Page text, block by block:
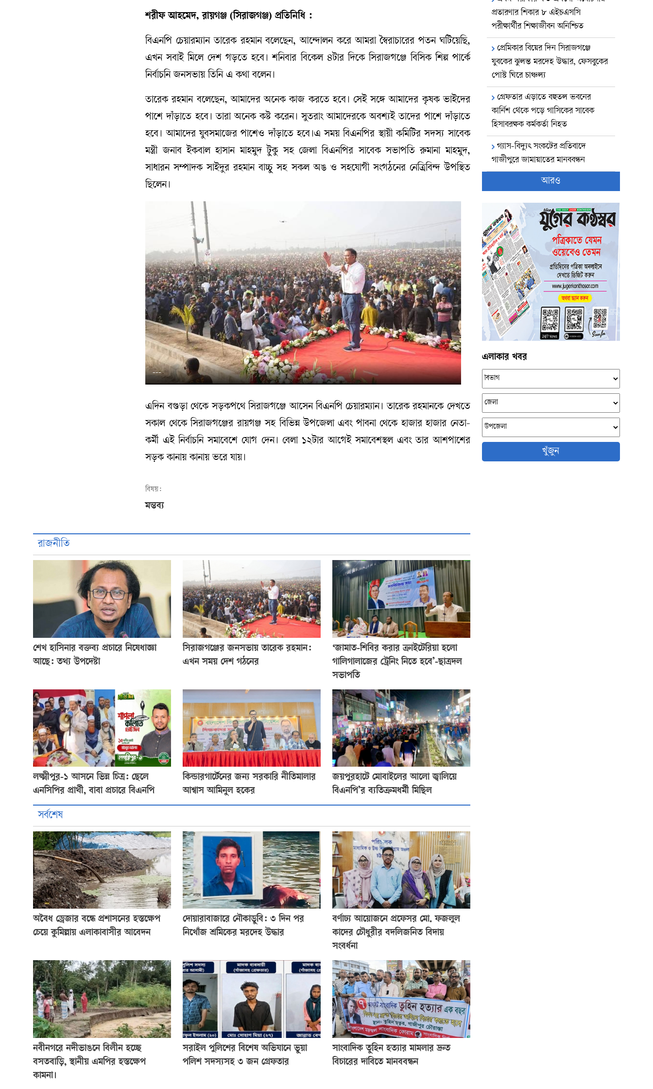
শরীফ আহমেদ, রায়গঞ্জ (সিরাজগঞ্জ) প্রতিনিধি :
বিএনপি চেয়ারম্যান তারেক রহমান বলেছেন, আন্দোলন করে আমরা স্বৈরাচারের পতন ঘটিয়েছি,
এখন সবাই মিলে দেশ গড়তে হবে। শনিবার বিকেল ৪টার দিকে সিরাজগঞ্জে বিসিক শিল্প পার্কে
নির্বাচনি জনসভায় তিনি এ কথা বলেন।
তারেক রহমান বলেছেন, আমাদের অনেক কাজ করতে হবে। সেই সঙ্গে আমাদের কৃষক ভাইদের
পাশে দাঁড়াতে হবে। তারা অনেক কষ্ট করেন। সুতরাং আমাদেরকে অবশ্যই তাদের পাশে দাঁড়াতে
হবে। আমাদের যুবসমাজের পাশেও দাঁড়াতে হবে।এ সময় বিএনপির স্থায়ী কমিটির সদস্য সাবেক
মন্ত্রী জনাব ইকবাল হাসান মাহমুদ টুকু সহ জেলা বিএনপির সাবেক সভাপতি রুমানা মাহমুদ,
সাধারন সম্পাদক সাইদুর রহমান বাচ্চু সহ সকল অঙ ও সহযোগী সংগঠনের নেত্রিবিন্দ উপস্থিত
ছিলেন।
---
এদিন বগুড়া থেকে সড়কপথে সিরাজগঞ্জে আসেন বিএনপি চেয়ারম্যান। তারেক রহমানকে দেখতে
সকাল থেকে সিরাজগঞ্জের রায়গঞ্জ সহ বিভিন্ন উপজেলা এবং পাবনা থেকে হাজার হাজার নেতা-
কর্মী এই নির্বাচনি সমাবেশে যোগ দেন। বেলা ১২টার আগেই সমাবেশস্থল এবং তার আশপাশের
সড়ক কানায় কানায় ভরে যায়।
বিষয়:
মন্তব্য
প্রতারণার শিকার ৮ এইচএসসি
পরীক্ষার্থীর শিক্ষাজীবন অনিশ্চিত
প্রেমিকার বিয়ের দিন সিরাজগঞ্জে
যুবকের ঝুলন্ত মরদেহ উদ্ধার, ফেসবুকের
পোস্ট ঘিরে চাঞ্চল্য
গ্রেফতার এড়াতে বহুতল ভবনের
কার্নিশ থেকে পড়ে গাসিকের সাবেক
হিসাবরক্ষক কর্মকর্তা নিহত
গ্যাস-বিদ্যুৎ সংকটের প্রতিবাদে
গাজীপুরে জামায়াতের মানববন্ধন
আরও
এলাকার খবর
খুঁজুন
রাজনীতি
শেখ হাসিনার বক্তব্য প্রচারে নিষেধাজ্ঞা
আছে: তথ্য উপদেষ্টা
সিরাজগঞ্জের জনসভায় তারেক রহমান:
এখন সময় দেশ গঠনের
‘জামাত-শিবির করার ক্রাইটেরিয়া হলো
গালিগালাজের ট্রেনিং নিতে হবে’-ছাত্রদল
সভাপতি
লক্ষ্মীপুর-১ আসনে ভিন্ন চিত্র: ছেলে
এনসিপির প্রার্থী, বাবা প্রচারে বিএনপি
কিন্ডারগার্টেনের জন্য সরকারি নীতিমালার
আশ্বাস আমিনুল হকের
জয়পুরহাটে মোবাইলের আলো জ্বালিয়ে
বিএনপি’র ব্যতিক্রমধর্মী মিছিল
সর্বশেষ
অবৈধ ড্রেজার বন্ধে প্রশাসনের হস্তক্ষেপ
চেয়ে কুমিল্লায় এলাকাবাসীর আবেদন
দোয়ারাবাজারে নৌকাডুবি: ৩ দিন পর
নিখোঁজ শ্রমিকের মরদেহ উদ্ধার
বর্ণাঢ্য আয়োজনে প্রফেসর মো. ফজলুল
কাদের চৌধুরীর বদলিজনিত বিদায়
সংবর্ধনা
নবীনগরে নদীভাঙনে বিলীন হচ্ছে
বসতবাড়ি, স্থানীয় এমপির হস্তক্ষেপ
কামনা।
সরাইল পুলিশের বিশেষ অভিযানে ভুয়া
পলিশ সদস্যসহ ৩ জন গ্রেফতার
সাংবাদিক তুহিন হত্যার মামলার দ্রুত
বিচারের দাবিতে মানববন্ধন